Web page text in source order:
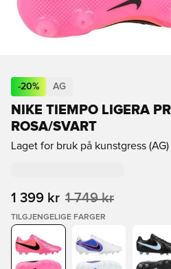
-20% AG
NIKE TIEMPO LIGERA
ROSA/SVART
Laget for bruk på kunstgress (AG)
1 399 kr 1 749 kr
TILGJENGELIGE FARGER